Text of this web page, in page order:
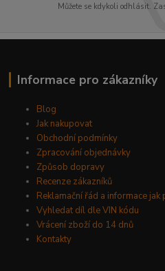
Můžete se kdykoli odhlásit.
Informace pro zákazníky
Blog
Jak nakupovat
Obchodní podmínky
Zpracování objednávky
Způsob dopravy
Recenze zákazníků
Reklamační řád a informace
Vyhledat díl dle VIN kódu
Vrácení zboží do 14 dnů
Kontakty